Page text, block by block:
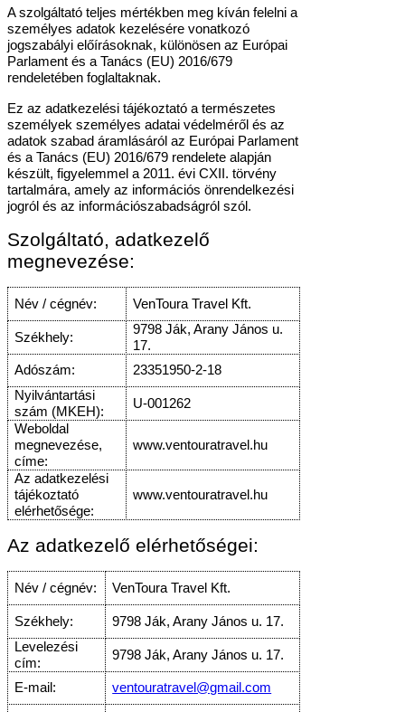
A szolgáltató teljes mértékben meg kíván felelni a
személyes adatok kezelésére vonatkozó
jogszabályi előírásoknak, különösen az Európai
Parlament és a Tanács (EU) 2016/679
rendeletében foglaltaknak.
Ez az adatkezelési tájékoztató a természetes
személyek személyes adatai védelméről és az
adatok szabad áramlásáról az Európai Parlament
és a Tanács (EU) 2016/679 rendelete alapján
készült, figyelemmel a 2011. évi CXII. törvény
tartalmára, amely az információs önrendelkezési
jogról és az információszabadságról szól.
Szolgáltató, adatkezelő
megnevezése:
Név / cégnév: VenToura Travel Kft.
Székhely:
9798 Ják, Arany János u.
17.
Adószám:
23351950-2-18
Nyilvántartási
szám (MKEH):
U-001262
Weboldal
megnevezése,
címe:
www.ventouratravel.hu
Az adatkezelési
tájékoztató
elérhetősége:
www.ventouratravel.hu
Az adatkezelő elérhetőségei:
Név / cégnév: VenToura Travel Kft.
Székhely:
9798 Ják, Arany János u. 17.
Levelezési
cím:
9798 Ják, Arany János u. 17.
E-mail: ventouratravel@gmail.com